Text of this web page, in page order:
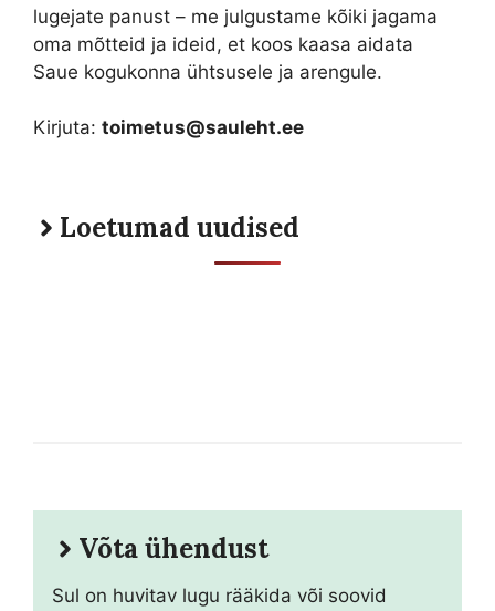
lugejate panust – me julgustame kõiki jagama
oma mõtteid ja ideid, et koos kaasa aidata
Saue kogukonna ühtsusele ja arengule.
Kirjuta: toimetus@sauleht.ee
Loetumad uudised
Võta ühendust
Sul on huvitav lugu rääkida või soovid